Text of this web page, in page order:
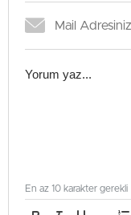
En az 10 karakter gerekli